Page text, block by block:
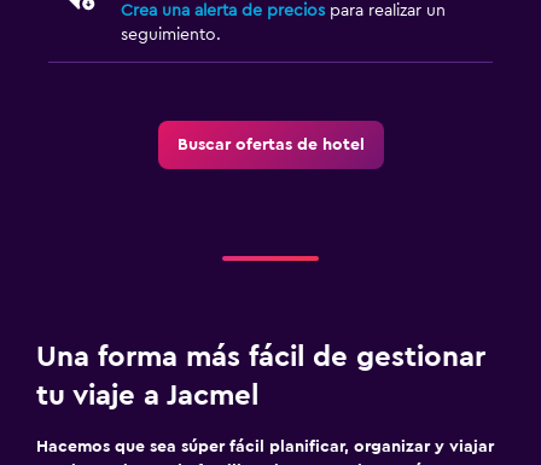
Crea una alerta de precios para realizar un
seguimiento.
Buscar ofertas de hotel
Una forma más fácil de gestionar
tu viaje a Jacmel
Hacemos que sea súper fácil planificar, organizar y viajar